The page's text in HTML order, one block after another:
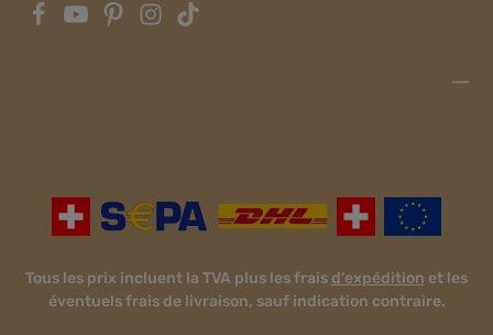
Tous les prix incluent la TVA plus les fraisd'expédition et les
éventuels frais de livraison, sauf indication contraire.